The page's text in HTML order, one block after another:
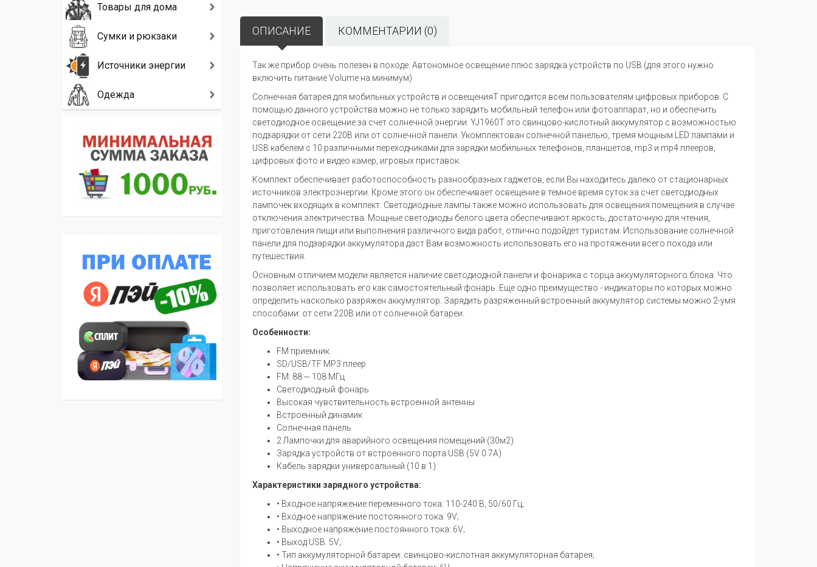
ОПИСАНИЕ КОММЕНТАРИИ (0)
Так же прибор очень полезен в походе. Автономное освещение плюс зарядка устройств по USB (для этого нужно
включить питание Volume на минимум)
Солнечная батарея для мобильных устройств и освещенияT пригодится всем пользователям цифровых приборов. С
помощью данного устройства можно не только зарядить мобильный телефон или фотоаппарат, но и обеспечить
светодиодное освещение за счет солнечной энергии. YJ1960T это свинцово-кислотный аккумулятор с возможностью
подзарядки от сети 220В или от солнечной панели. Укомплектован солнечной панелью, тремя мощным LED лампами и
USB кабелем с 10 различными переходниками для зарядки мобильных телефонов, планшетов, mp3 и mp4 плееров,
цифровых фото и видео камер, игровых приставок.
Комплект обеспечивает работоспособность разнообразных гаджетов, если Вы находитесь далеко от стационарных
источников электроэнергии. Кроме этого он обеспечивает освещение в темное время суток за счет светодиодных
лампочек входящих в комплект. Светодиодные лампы также можно использовать для освещения помещения в случае
отключения электричества. Мощные светодиоды белого цвета обеспечивают яркость, достаточную для чтения,
приготовления пищи или выполнения различного вида работ, отлично подойдет туристам. Использование солнечной
панели для подзарядки аккумулятора даст Вам возможность использовать его на протяжении всего похода или
путешествия.
Основным отличием модели является наличие светодиодной панели и фонарика с торца аккумуляторного блока. Что
позволяет использовать его как самостоятельный фонарь. Еще одно преимущество - индикаторы по которых можно
определить насколько разряжен аккумулятор. Зарядить разряженный встроенный аккумулятор системы можно 2-умя
способами: от сети 220В или от солнечной батареи.
Особенности:
FM приемник
SD/USB/TF MP3 плеер
FM: 88 ~ 108 МГц
Светодиодный фонарь
Высокая чувствительность встроенной антенны
Встроенный динамик
Солнечная панель
2 Лампочки для аварийного освещения помещений (30м2)
Зарядка устройств от встроенного порта USB (5V 0.7A)
Кабель зарядки универсальный (10 в 1)
Характеристики зарядного устройства:
• Входное напряжение переменного тока: 110-240 В, 50/60 Гц;
• Входное напряжение постоянного тока: 9V;
• Выходное напряжение постоянного тока: 6V;
• Выход USB: 5V;
• Тип аккумуляторной батареи: свинцово-кислотная аккумуляторная батарея;
Товары для дома
Сумки и рюкзаки
Источники энергии
Одежда